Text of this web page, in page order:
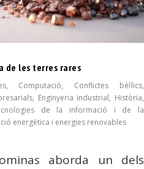
de les terres rares
, Computació, Conflictes bèl·lics,
, Enginyeria industrial, Història,
de la informació i de la
energètica i energies renovables
aborda un dels